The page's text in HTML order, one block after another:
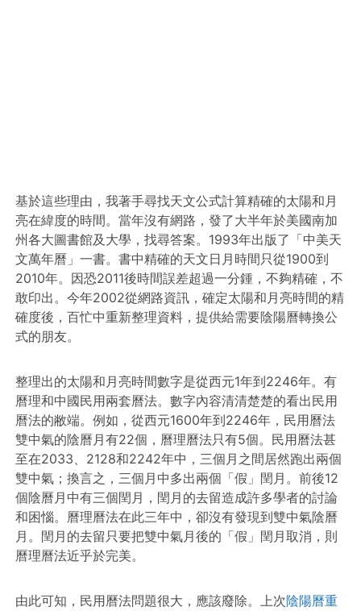
基於這些理由，我著手尋找天文公式計算精確的太陽和月
亮在緯度的時間。當年沒有網路，發了大半年於美國南加
州各大圖書館及大學，找尋答案。1993年出版了「中美天
文萬年曆」一書。書中精確的天文日月時間只從1900到
2010年。因恐2011後時間誤差超過一分鍾，不夠精確，不
敢印出。今年2002從網路資訊，確定太陽和月亮時間的精
確度後，百忙中重新整理資料，提供給需要陰陽曆轉換公
式的朋友。
整理出的太陽和月亮時間數字是從西元1年到2246年。有
曆理和中國民用兩套曆法。數字內容清清楚楚的看出民用
曆法的敝端。例如，從西元1600年到2246年，民用曆法
雙中氣的陰曆月有22個，曆理曆法只有5個。民用曆法甚
至在2033、2128和2242年中，三個月之間居然跑出兩個
雙中氣；換言之，三個月中多出兩個「假」閏月。前後12
個陰曆月中有三個閏月，閏月的去留造成許多學者的討論
和困惱。曆理曆法在此三年中，卻沒有發現到雙中氣陰曆
月。閏月的去留只要把雙中氣月後的「假」閏月取消，則
曆理曆法近乎於完美。
由此可知，民用曆法問題很大，應該廢除。上次陰陽曆重